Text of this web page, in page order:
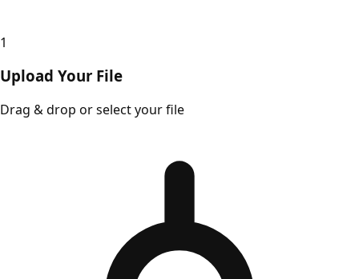
1
Upload Your File
Drag & drop or select your file